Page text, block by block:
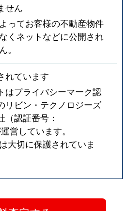
せん
ってお客様の不動産物件
くネットなどに公開され
。
れています
はプライバシーマーク認
リビン・テクノロジーズ
（認証番号：
営しています。
大切に保護されていま